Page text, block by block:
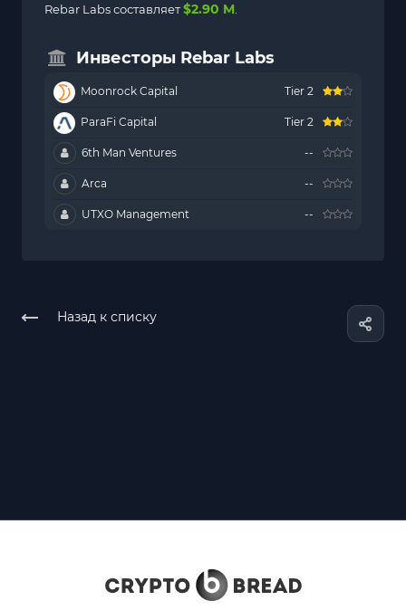
Rebar Labs составляет$2.90 M.
Инвесторы Rebar Labs
Moonrock Capital Tier 2
ParaFi Capital Tier 2
6th Man Ventures --
Arca --
UTXO Management --
Назад к списку